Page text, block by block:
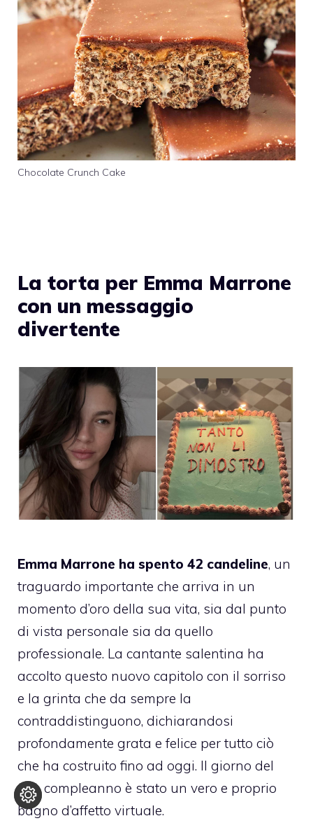
Chocolate Crunch Cake
La torta per Emma Marrone
con un messaggio
divertente
Emma Marrone ha spento 42 candeline, un
traguardo importante che arriva in un
momento d’oro della sua vita, sia dal punto
di vista personale sia da quello
professionale. La cantante salentina ha
accolto questo nuovo capitolo con il sorriso
e la grinta che da sempre la
contraddistinguono, dichiarandosi
profondamente grata e felice per tutto ciò
che ha costruito fino ad oggi. Il giorno del
suo compleanno è stato un vero e proprio
bagno d’affetto virtuale.